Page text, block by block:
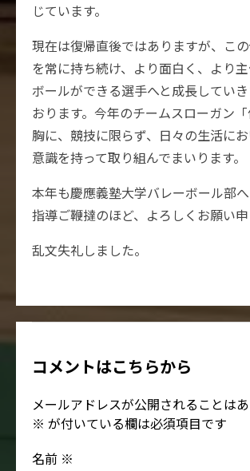
じています。
現在は復帰直後ではありますが、こ
を常に持ち続け、より面白く、より
ボールができる選手へと成長してい
おります。今年のチームスローガン
胸に、競技に限らず、日々の生活に
意識を持って取り組んでまいります。
本年も慶應義塾大学バレーボール部
指導ご鞭撻のほど、よろしくお願い申
乱文失礼しました。
コメントはこちらから
メールアドレスが公開されることはあ
※ が付いている欄は必須項目です
名前 ※